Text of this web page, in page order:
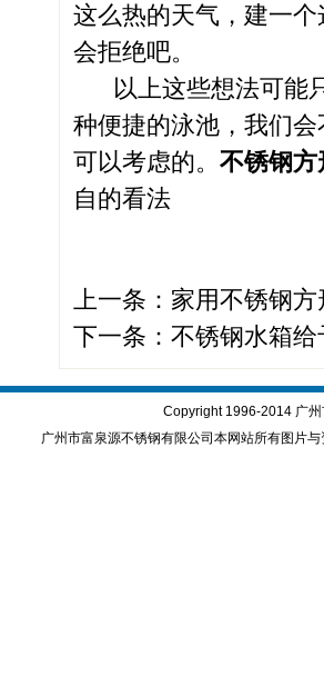
这么热的天气，建一
会拒绝吧。
以上这些想法可能
种便捷的泳池，我们
可以考虑的。 不锈钢方
自的看法
上一条： 家用不锈钢
下一条： 不锈钢水箱
Copyright 1996-2014 广
广州市富泉源不锈钢有限公司本网站所有图片